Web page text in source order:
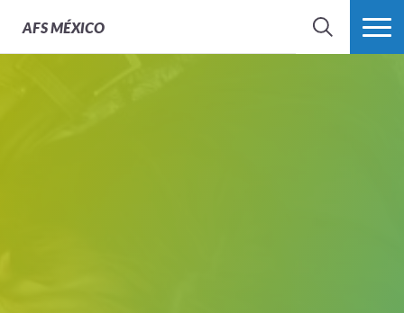
AFSMÉXICO
BUSCAR MÁS